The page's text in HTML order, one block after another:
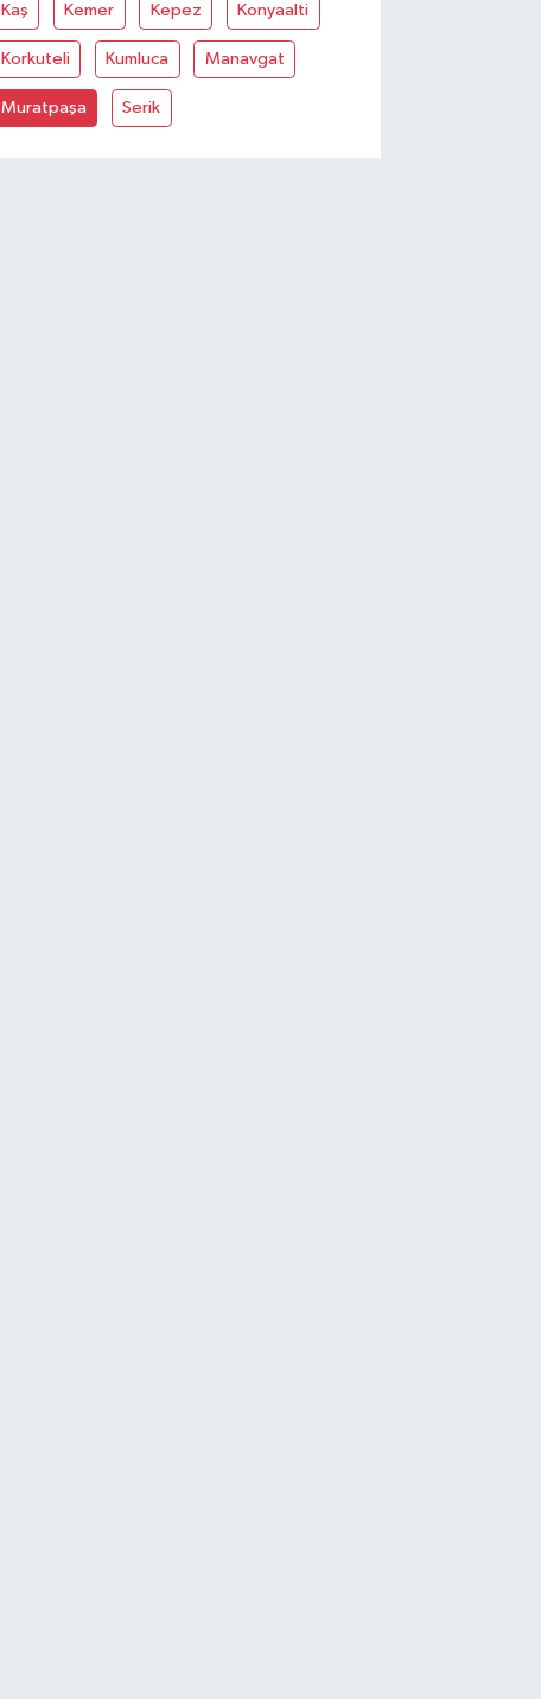
Kaş Kemer Kepez Konyaalti
Korkuteli Kumluca Manavgat
Muratpaşa Serik